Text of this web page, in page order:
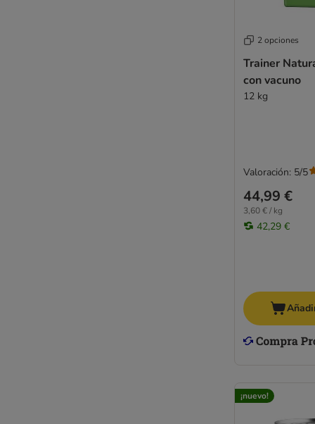
2 opciones
Trainer
con vacuno
12 kg
44,99 €
3,60 € / kg
42,29 €
Valoración: 5/5
¡nuevo!